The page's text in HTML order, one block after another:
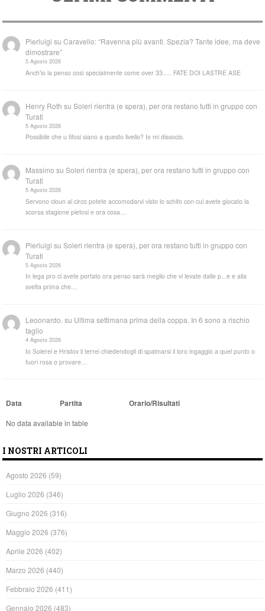
Pierluigi suCaravello: “Ravenna più avanti. Spezia? Tante idee, ma deve
dimostrare”
5 Agosto 2026
Anch'io la penso così specialmente come over 33..... FATE DOI LASTRE ASE
Henry Roth suSoleri rientra (e spera), per ora restano tutti in gruppo con
Turati
5 Agosto 2026
Possibile che u tifosi siano a questo livello? Io mi dissocio.
Massimo suSoleri rientra (e spera), per ora restano tutti in gruppo con
Turati
5 Agosto 2026
Servono cloun al circo potete accomodarvi visto lo schifo con cui avete giocato la
scorsa stagione pietosi e ora cosa…
Pierluigi suSoleri rientra (e spera), per ora restano tutti in gruppo con
Turati
5 Agosto 2026
In lega pro ci avete portato ora penso sarà meglio che vi levate dalle p...e e alla
svelta prima che…
Leoonardo. su Ultima settimana prima della coppa. In 6 sono a rischio
taglio
4 Agosto 2026
Io Solerei e Hristov li terrei chiedendogli di spalmarsi il loro ingaggio a quel punto o
fuori rosa o provare…
Data Partita Orario/Risultati
No data available in table
I NOSTRI ARTICOLI
Agosto 2026 (59)
Luglio 2026 (346)
Giugno 2026 (316)
Maggio 2026 (376)
Aprile 2026 (402)
Marzo 2026 (440)
Febbraio 2026 (411)
Gennaio 2026 (483)